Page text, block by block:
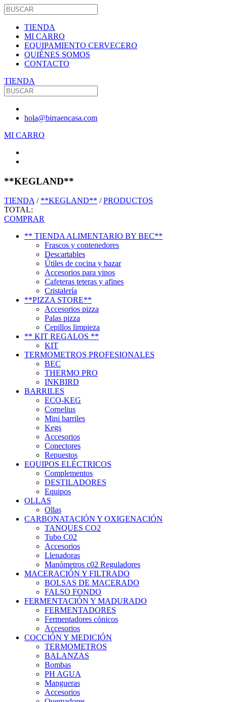
TIENDA
MI CARRO
EQUIPAMIENTO CERVECERO
QUIÉNES SOMOS
CONTACTO
TIENDA
hola@birraencasa.com
MI CARRO
**KEGLAND**
TIENDA/ **KEGLAND** /PRODUCTOS
TOTAL:
COMPRAR
** TIENDA ALIMENTARIO BY BEC**
Frascos y contenedores
Descartables
Útiles de cocina y bazar
Accesorios para vinos
Cafeteras teteras y afines
Cristalería
**PIZZA STORE**
Accesorios pizza
Palas pizza
Cepillos limpieza
** KIT REGALOS **
KIT
TERMOMETROS PROFESIONALES
BEC
THERMO PRO
INKBIRD
BARRILES
ECO-KEG
Cornelius
Mini barriles
Kegs
Accesorios
Conectores
Repuestos
EQUIPOS ELÉCTRICOS
Complementos
DESTILADORES
Equipos
OLLAS
Ollas
CARBONATACIÓN Y OXIGENACIÓN
TANQUES CO2
Tubo C02
Accesorios
Llenadoras
Manómetros c02 Reguladores
MACERACIÓN Y FILTRADO
BOLSAS DE MACERADO
FALSO FONDO
FERMENTACIÓN Y MADURADO
FERMENTADORES
Fermentadores cónicos
Accesorios
COCCIÓN Y MEDICIÓN
TERMOMETROS
BALANZAS
Bombas
PH AGUA
Mangueras
Accesorios